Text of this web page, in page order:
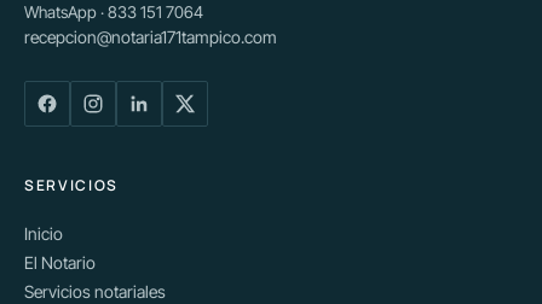
WhatsApp · 833 151 7064
recepcion@notaria171tampico.com
SERVICIOS
Inicio
El Notario
Servicios notariales